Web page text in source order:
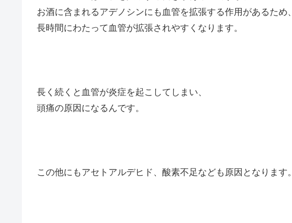
お酒に含まれるアデノシンにも血管を拡張する作用があるため、
長時間にわたって血管が拡張されやすくなります。
長く続くと血管が炎症を起こしてしまい、
頭痛の原因になるんです。
この他にもアセトアルデヒド、酸素不足なども原因となります。